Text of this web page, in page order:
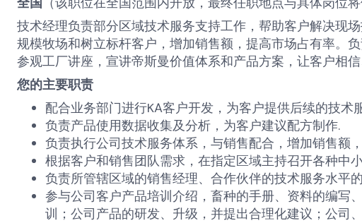
技术经理负责部分区域技术服务支持工作，帮助客户解决现
规模牧场和树立标杆客户，增加销售额，提高市场占有率。
参观工厂讲座，宣讲帝斯曼价值体系和产品方案，让客户相
您的主要职责
配合业务部门进行KA客户开发，为客户提供后续的技术
负责产品使用数据收集及分析，为客户建议配方制作.
负责执行公司技术服务体系，与销售配合，增加销售额
根据客户和销售团队需求，在指定区域主持召开各种中
负责所管辖区域的销售经理、合作伙伴的技术服务水平
参与公司客户产品培训介绍，畜种的手册、资料的编写
训；公司产品的研发、升级，并提出合理化建议；公司